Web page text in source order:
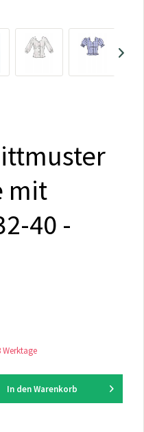
mit
40 -
In den Warenkorb